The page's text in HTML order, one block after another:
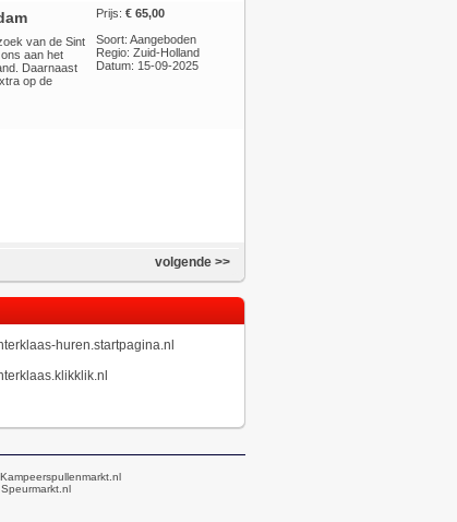
van de Sint
aan het
Daarnaast
op de
Prijs: € 65,00
Soort: Aangeboden
Regio: Zuid-Holland
Datum: 15-09-2025
volgende >>
huren.startpagina.nl